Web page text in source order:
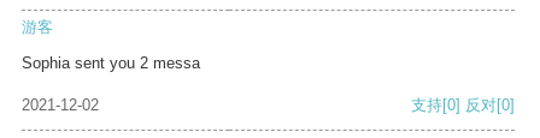
游客
Sophia sent you 2 messa
2021-12-02 支持[0] 反对[0]